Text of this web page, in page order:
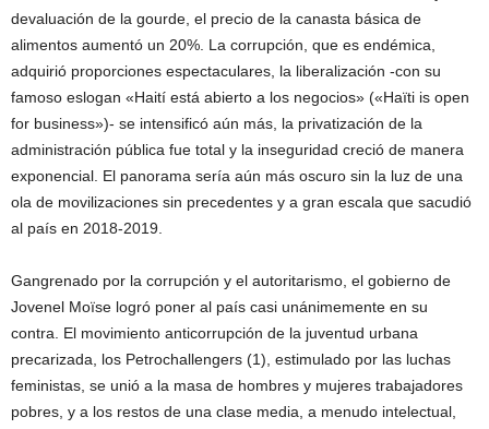
devaluación de la gourde, el precio de la canasta básica de
alimentos aumentó un 20%. La corrupción, que es endémica,
adquirió proporciones espectaculares, la liberalización -con su
famoso eslogan «Haití está abierto a los negocios» («Haïti is open
for business»)- se intensificó aún más, la privatización de la
administración pública fue total y la inseguridad creció de manera
exponencial. El panorama sería aún más oscuro sin la luz de una
ola de movilizaciones sin precedentes y a gran escala que sacudió
al país en 2018-2019.
Gangrenado por la corrupción y el autoritarismo, el gobierno de
Jovenel Moïse logró poner al país casi unánimemente en su
contra. El movimiento anticorrupción de la juventud urbana
precarizada, los Petrochallengers (1), estimulado por las luchas
feministas, se unió a la masa de hombres y mujeres trabajadores
pobres, y a los restos de una clase media, a menudo intelectual,